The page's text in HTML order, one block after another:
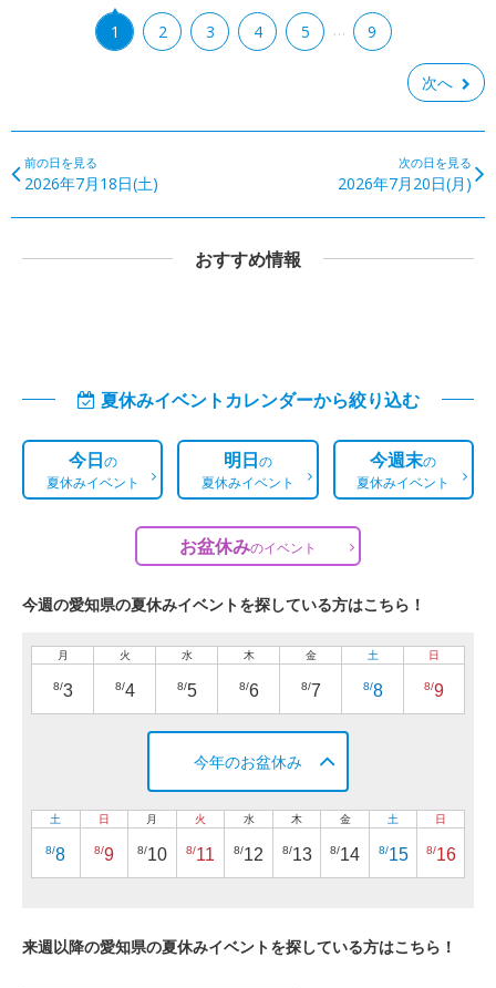
1 2 3 4 5 … 9
次へ
前の日を見る
2026年7月18日(土)
次の日を見る
2026年7月20日(月)
おすすめ情報
夏休みイベントカレンダーから絞り込む
今日の
夏休みイベント
明日の
夏休みイベント
今週末の
夏休みイベント
お盆休みのイベント
今週の愛知県の夏休みイベントを探している方はこちら！
月
8/3
火
8/4
水
8/5
木
8/6
金
8/7
土
8/8
日
8/9
今年のお盆休み
土
8/8
日
8/9
月
8/10
火
8/11
水
8/12
木
8/13
金
8/14
土
8/15
日
8/16
来週以降の愛知県の夏休みイベントを探している方はこちら！